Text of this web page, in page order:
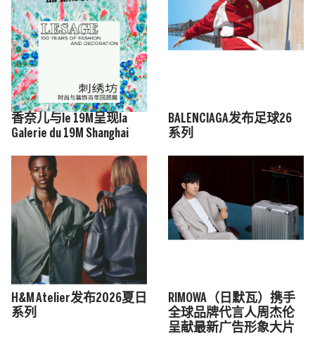
香奈儿与le 19M呈现la
Galerie du 19M Shanghai
BALENCIAGA发布足球26
系列
H&M Atelier发布2026夏日
系列
RIMOWA（日默瓦）携手
全球品牌代言人周杰伦
呈献最新广告形象大片